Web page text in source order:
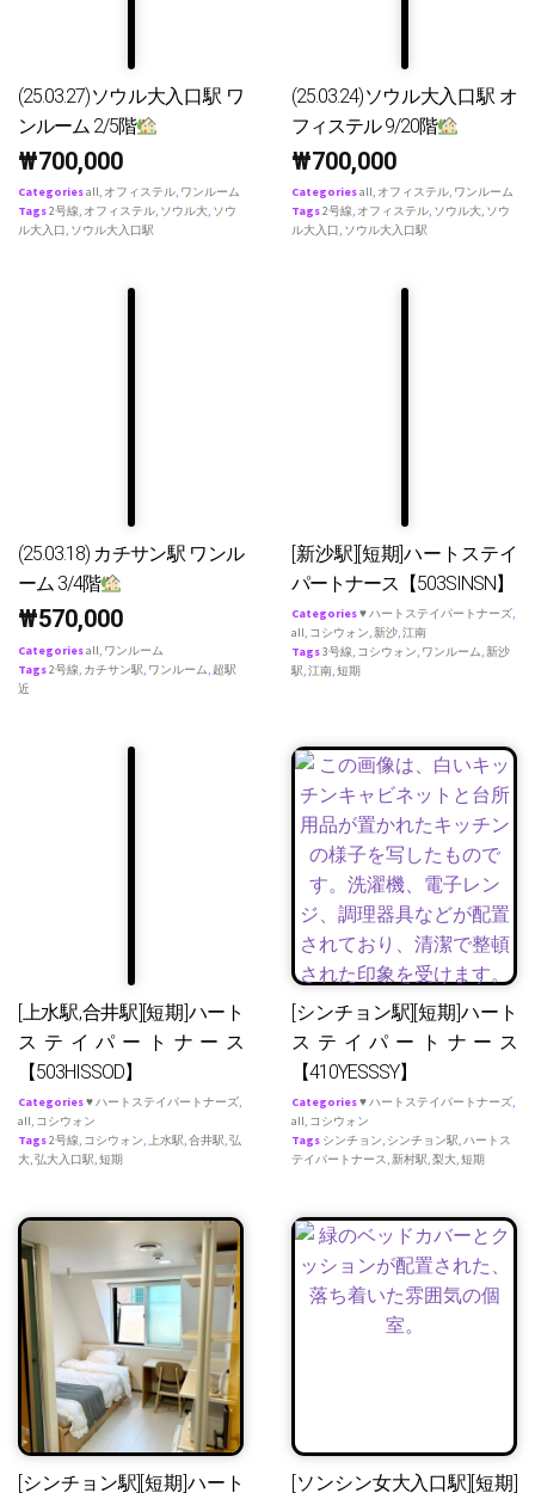
(25.03.27)ソウル大入口駅 ワ
ンルーム 2/5階
₩700,000
Categoriesall, オフィステル, ワンルーム
Tags2号線, オフィステル, ソウル大, ソウ
ル大入口, ソウル大入口駅
(25.03.24)ソウル大入口駅 オ
フィステル 9/20階
₩700,000
Categoriesall, オフィステル, ワンルーム
Tags2号線, オフィステル, ソウル大, ソウ
ル大入口, ソウル大入口駅
(25.03.18) カチサン駅 ワンル
ーム 3/4階
₩570,000
Categoriesall, ワンルーム
Tags2号線, カチサン駅, ワンルーム, 超駅
近
[新沙駅][短期]ハートステイ
パートナース【503SINSN】
Categories♥ ハートステイパートナーズ,
all, コシウォン,新沙,江南
Tags3号線, コシウォン, ワンルーム,新沙
駅,江南,短期
[上水駅,合井駅][短期]ハート
ステイパートナース
【503HISSOD】
Categories♥ ハートステイパートナーズ,
all, コシウォン
Tags2号線, コシウォン, 上水駅,合井駅,弘
大,弘大入口駅,短期
[シンチョン駅][短期]ハート
ステイパートナース
【410YESSSY】
Categories♥ ハートステイパートナーズ,
all, コシウォン
Tags シンチョン, シンチョン駅,ハートス
テイパートナース,新村駅,梨大,短期
[シンチョン駅][短期]ハート
[ソンシン女大入口駅][短期]